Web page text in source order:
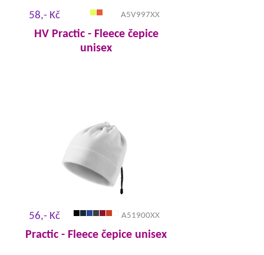
58,- Kč A5V997XX
HV Practic - Fleece čepice
unisex
56,- Kč A51900XX
Practic - Fleece čepice unisex